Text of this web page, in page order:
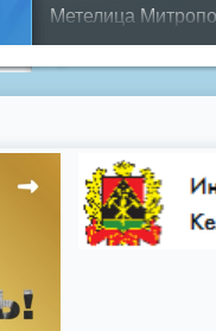
Метелица
Днем ЖКХ
Противопожарная
день города
цифровое
Показать все теги